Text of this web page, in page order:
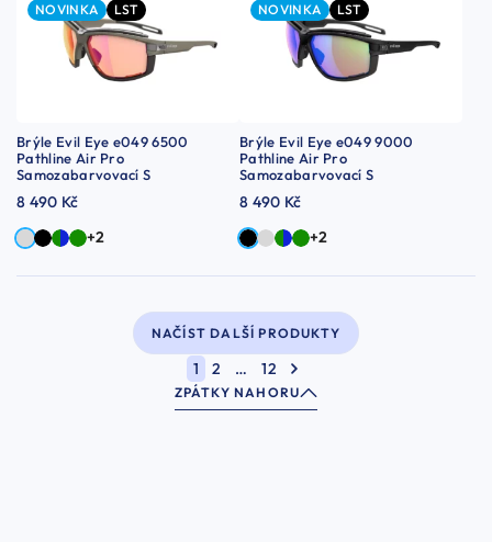
NOVINKA LST
Brýle Evil Eye e049 6500
Pathline Air Pro
Samozabarvovací S
8 490 Kč
+2
NOVINKA LST
Brýle Evil Eye e049 9000
Pathline Air Pro
Samozabarvovací S
8 490 Kč
+2
ZPÁTKY NAHORU
NAČÍST DALŠÍ PRODUKTY
1 2 … 12